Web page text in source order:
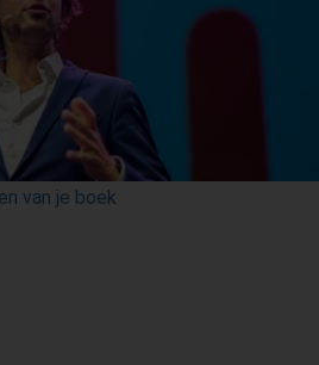
van je boek